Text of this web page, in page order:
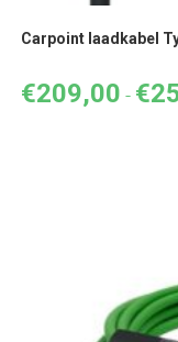
Carpoint laadkabel
€209,00 - €